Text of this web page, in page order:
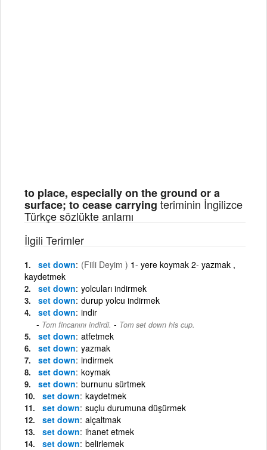
to place, especially on the ground or a
surface; to cease carrying teriminin İngilizce
Türkçe sözlükte anlamı
İlgili Terimler
set down (Fiili Deyim ) 1- yere koymak 2- yazmak ,
kaydetmek
set down yolcuları indirmek
set down durup yolcu indirmek
set down indir
Tom fincanını indirdi. - Tom set down his cup.
set down atfetmek
set down yazmak
set down indirmek
set down koymak
set down burnunu sürtmek
set down kaydetmek
set down suçlu durumuna düşürmek
set down alçaltmak
set down ihanet etmek
set down belirlemek